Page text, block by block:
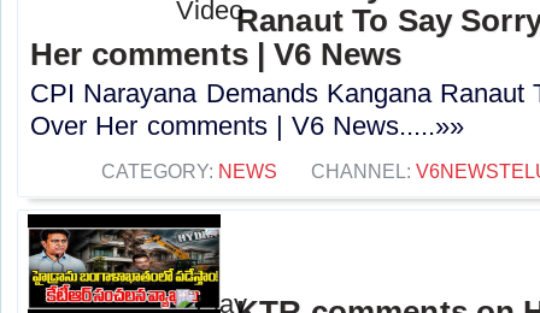
Ranaut To Say
Her comments | V6 News
CPI Narayana Demands Kangana Ranaut
Over Her comments | V6 News.....»»
CATEGORY: NEWS CHANNEL: